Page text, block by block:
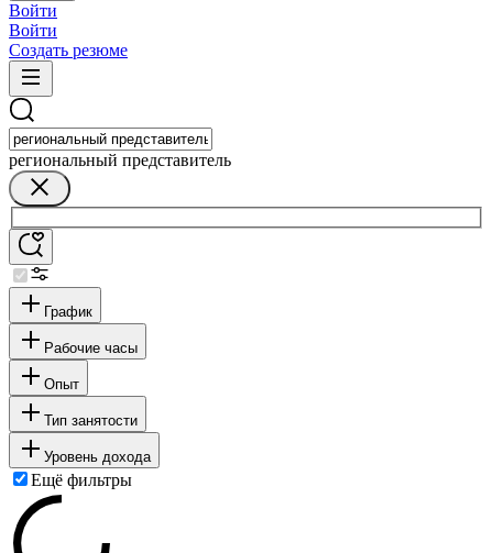
Войти
Войти
Создать резюме
региональный представитель
График
Рабочие часы
Опыт
Тип занятости
Уровень дохода
Ещё фильтры